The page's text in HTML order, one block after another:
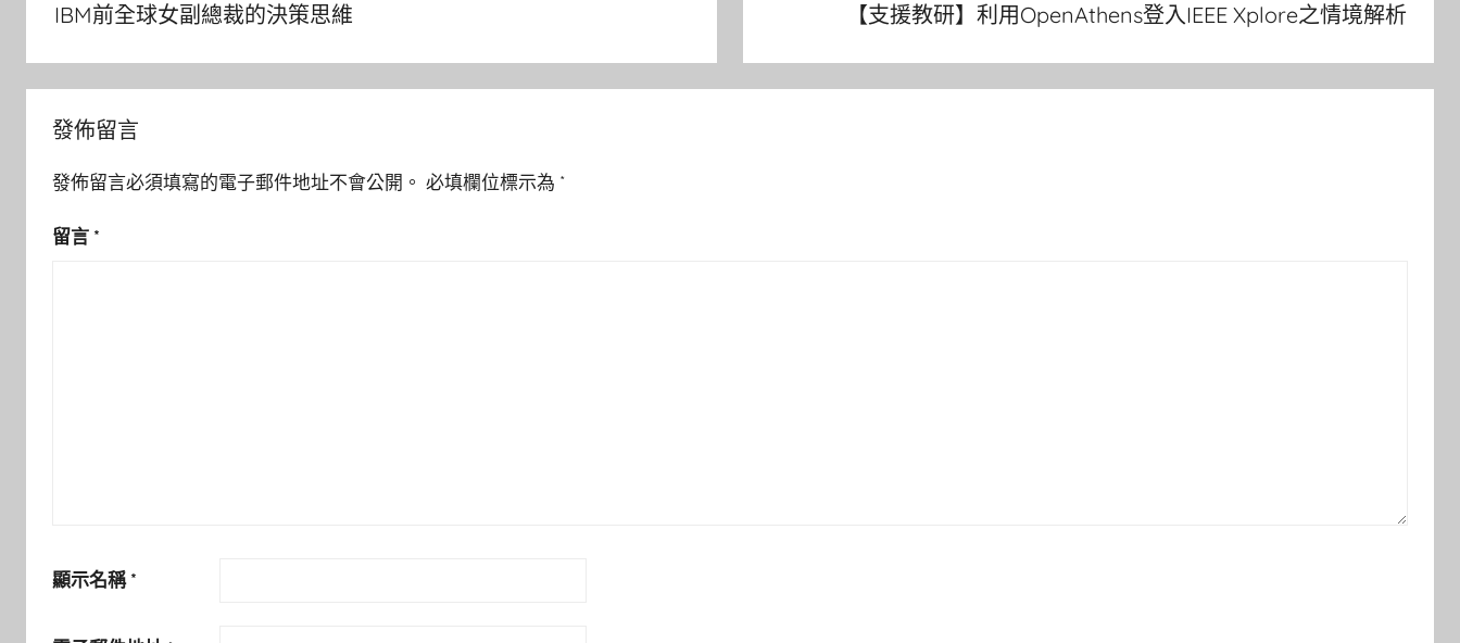
IBM前全球女副總裁的決策思維 【支援教研】利用OpenAthens登入IEEE Xplore之情境解析
發佈留言
發佈留言必須填寫的電子郵件地址不會公開。 必填欄位標示為 *
留言 *
顯示名稱 *